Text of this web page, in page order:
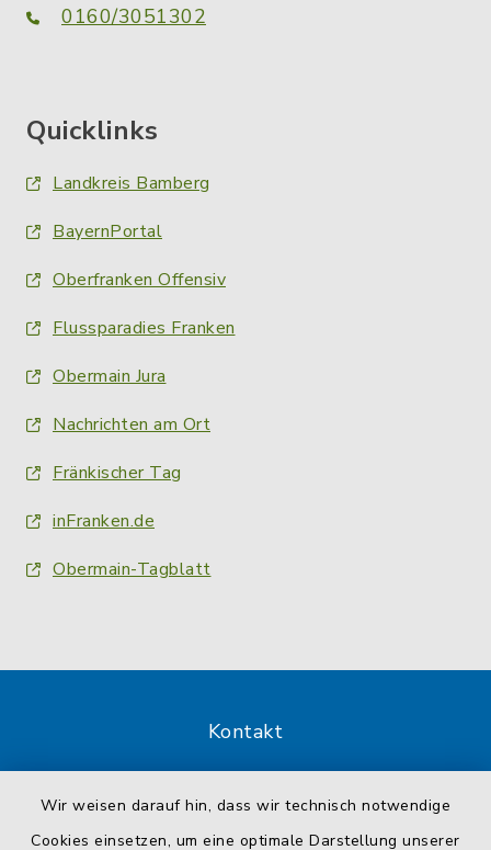
Wir weisen darauf hin, dass wir technisch notwendige
Cookies einsetzen, um eine optimale Darstellung unserer
0160/3051302
Quicklinks
Landkreis Bamberg
BayernPortal
Oberfranken Offensiv
Flussparadies Franken
Obermain Jura
Nachrichten am Ort
Fränkischer Tag
inFranken.de
Obermain-Tagblatt
Kontakt